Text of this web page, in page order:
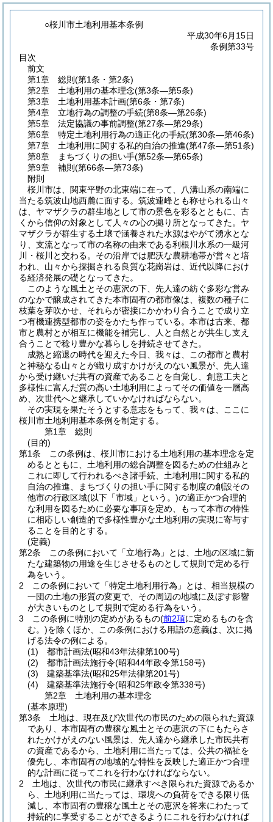
○桜川市土地利用基本条例
平成30年6月15日
条例第33号
目次
前文
第1章
総則 (第1条・第2条)
第2章
土地利用の基本理念(第3条―第5条)
第3章
土地利用基本計画(第6条・第7条)
第4章
立地行為の調整の手続(第8条―第26条)
第5章
法定協議の事前調整(第27条―第29条)
第6章
特定土地利用行為の適正化の手続(第30条―第46条)
第7章
土地利用に関する私的自治の推進(第47条―第51条)
第8章
まちづくりの担い手(第52条―第65条)
第9章
補則 (第66条―第73条)
附則
桜川市は、関東平野の北東端に在って、八溝山系の南端に
当たる筑波山地西麓に面する。筑波連峰とも称せられる山々
は、ヤマザクラの群生地として市の景色を彩るとともに、古
くから信仰の対象として人々の心の拠り所となってきた。ヤ
マザクラが群生する土壌で涵養された水源はやがて湧水とな
り、支流となって市の名称の由来である利根川水系の一級河
川・桜川と交わる。その沿岸では肥沃な農耕地帯が営々と培
われ、山々から採掘される良質な花崗岩は、近代以降におけ
る経済発展の礎となってきた。
このような風土とその恵沢の下、先人達の紡ぐ多彩な営み
のなかで醸成されてきた本市固有の都市像は、複数の種子に
枝葉を芽吹かせ、それらが密接にかかわり合うことで成り立
つ有機連携型都市の姿をかたち作っている。本市は古来、都
市と農村とが相互に機能を補完し、人と自然とが共生し支え
合うことで稔り豊かな暮らしを持続させてきた。
成熟と縮退の時代を迎えた今日、我々は、この都市と農村
と神秘なる山々とが織り成すかけがえのない風景が、先人達
から受け継いだ共有の資産であることを自覚し、創意工夫と
多様性に富んだ質の高い土地利用によってその価値を一層高
め、次世代へと継承していかなければならない。
その実現を果たそうとする意志をもって、我々は、ここに
桜川市土地利用基本条例を制定する。
第1章
総則
(目的)
第1条
この条例は、桜川市における土地利用の基本理念を定
めるとともに、土地利用の総合調整を図るための仕組みと
これに即して行われるべき諸手続、土地利用に関する私的
自治の推進、まちづくりの担い手に関する制度の創設その
他市の行政区域(以下「市域」という。)の適正かつ合理的
な利用を図るために必要な事項を定め、もって本市の特性
に相応しい創造的で多様性豊かな土地利用の実現に寄与す
ることを目的とする。
(定義)
第2条
この条例において「立地行為」とは、土地の区域に新
たな建築物の用途を生じさせるものとして規則で定める行
為をいう。
2
この条例において「特定土地利用行為」とは、相当規模の
一団の土地の形質の変更で、その周辺の地域に及ぼす影響
が大きいものとして規則で定める行為をいう。
3
この条例に特別の定めがあるもの(前2項に定めるものを含
む。)を除くほか、この条例における用語の意義は、次に掲
げる法令の例による。
(1)
都市計画法(昭和43年法律第100号)
(2)
都市計画法施行令(昭和44年政令第158号)
(3)
建築基準法(昭和25年法律第201号)
(4)
建築基準法施行令(昭和25年政令第338号)
第2章
土地利用の基本理念
(基本原理)
第3条
土地は、現在及び次世代の市民のための限られた資源
であり、本市固有の豊穣な風土とその恵沢の下にもたらさ
れたかけがえのない風景は、先人達から継承した市民共有
の資産であるから、土地利用に当たっては、公共の福祉を
優先し、本市固有の地域的な特性を反映した適正かつ合理
的な計画に従ってこれを行わなければならない。
2
土地は、次世代の市民に継承すべき限られた資源であるか
ら、土地利用に当たっては、環境への負荷をできる限り低
減し、本市固有の豊穣な風土とその恵沢を将来にわたって
持続的に享受することができるようにこれを行わなければ